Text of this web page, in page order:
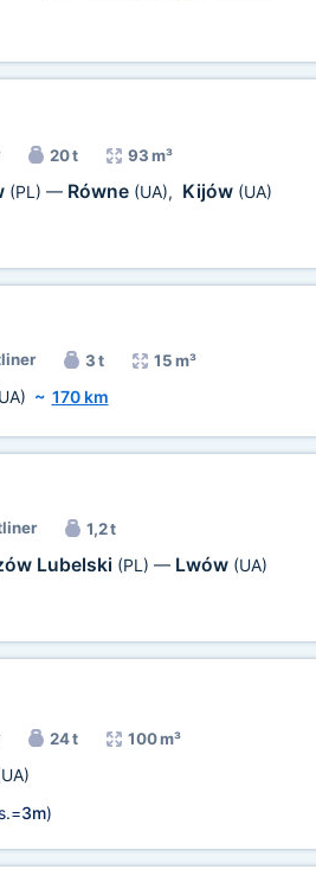
20 t 93 m³
(PL) — Równe (UA), Kijów (UA)
3 t 15 m³
~ 170 km
1,2 t
Lubelski (PL) — Lwów (UA)
24 t 100 m³
3m)